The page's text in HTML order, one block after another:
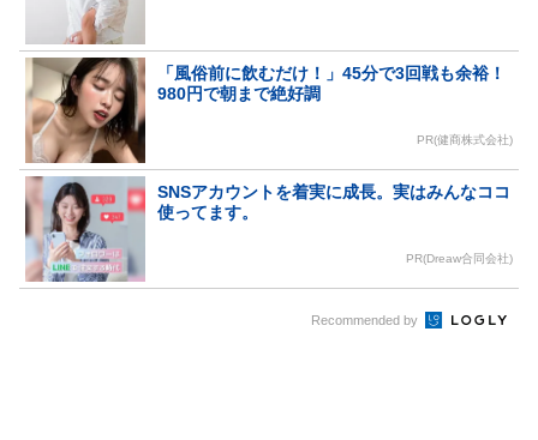
「風俗前に飲むだけ！」45分で3回戦も余裕！
980円で朝まで絶好調
PR(健商株式会社)
SNSアカウントを着実に成長。実はみんなココ
使ってます。
PR(Dreaw合同会社)
Recommended by